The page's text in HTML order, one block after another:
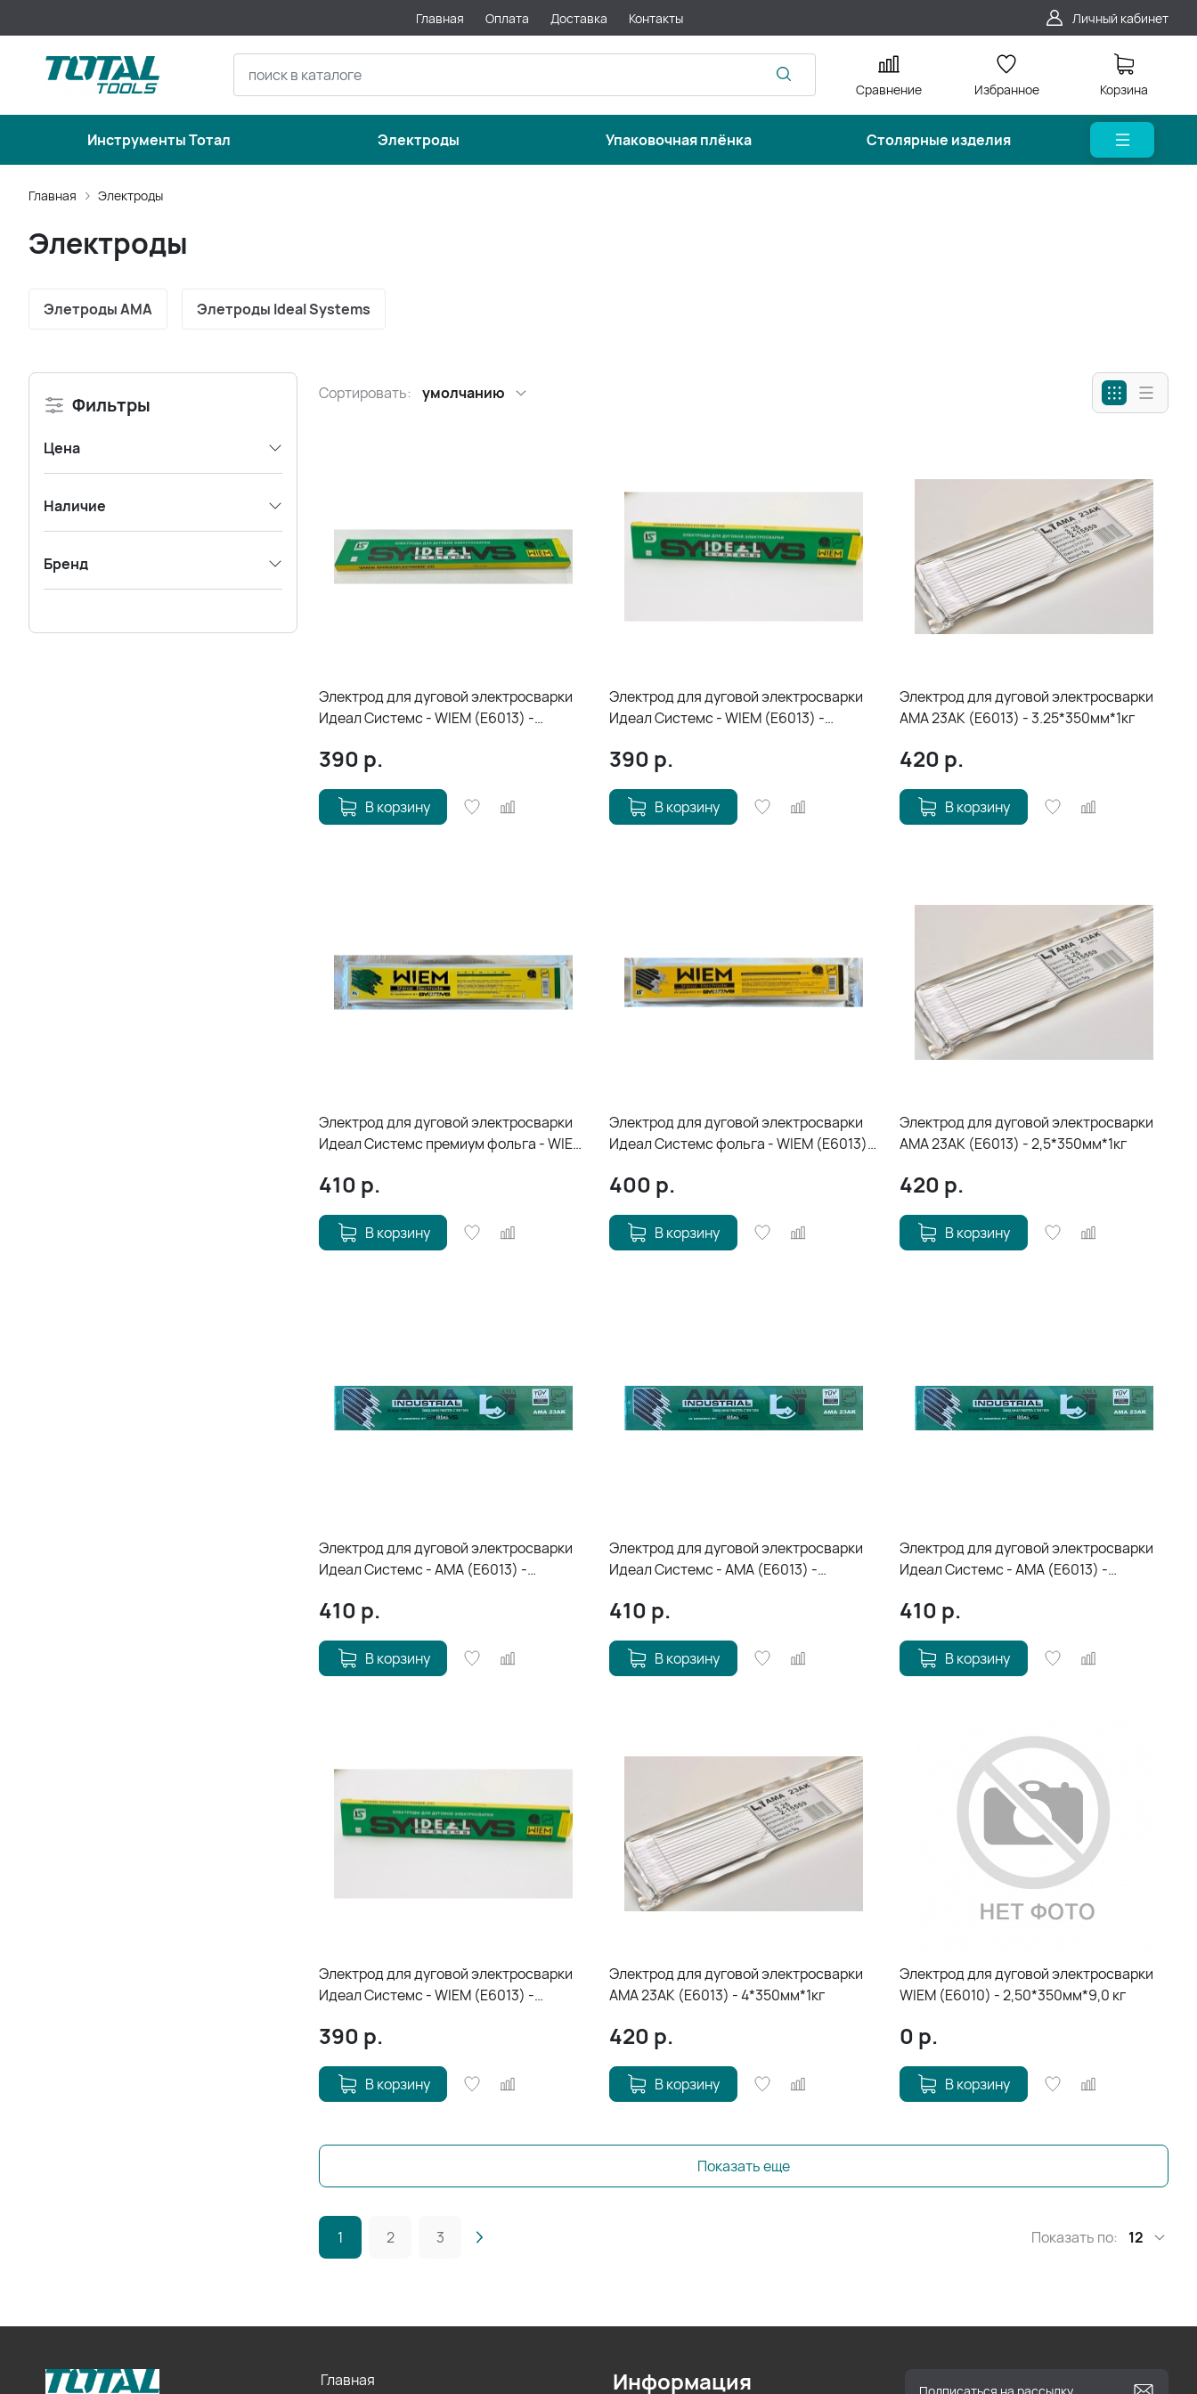
Главная Оплата Доставка Контакты Личный кабинет
Сравнение Избранное Корзина
Инструменты Тотал Электроды Упаковочная плёнка Столярные изделия
Главная Электроды
Электроды
Элетроды АМА Элетроды Ideal Systems
Фильтры
Цена
Наличие
Бренд
Сортировать: умолчанию
Электрод для дуговой электросварки
Идеал Системс - WIEM (E6013) -
390 р.
В корзину
Электрод для дуговой электросварки
Идеал Системс - WIEM (E6013) -
390 р.
В корзину
Электрод для дуговой электросварки
AMA 23AK (E6013) - 3.25*350мм*1кг
420 р.
В корзину
Электрод для дуговой электросварки
Идеал Системс премиум фольга - WIEM
410 р.
В корзину
Электрод для дуговой электросварки
Идеал Системс фольга - WIEM (E6013) -
400 р.
В корзину
Электрод для дуговой электросварки
AMA 23AK (E6013) - 2,5*350мм*1кг
420 р.
В корзину
Электрод для дуговой электросварки
Идеал Системс - АМА (E6013) -
410 р.
В корзину
Электрод для дуговой электросварки
Идеал Системс - АМА (E6013) -
410 р.
В корзину
Электрод для дуговой электросварки
Идеал Системс - АМА (E6013) -
410 р.
В корзину
Электрод для дуговой электросварки
Идеал Системс - WIEM (E6013) -
390 р.
В корзину
Электрод для дуговой электросварки
AMA 23AK (E6013) - 4*350мм*1кг
420 р.
В корзину
Электрод для дуговой электросварки
WIEM (E6010) - 2,50*350мм*9,0 кг
0 р.
В корзину
Показать еще
1 2 3 Показать по: 12
Главная Информация